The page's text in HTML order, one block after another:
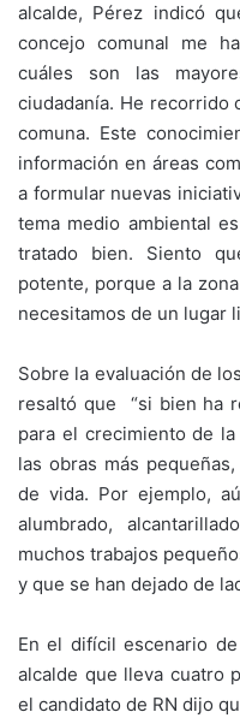
alcalde, Pérez indicó
concejo comunal me
cuáles son las
ciudadanía. He recorrido
comuna. Este
información en áreas
a formular nuevas
tema medio ambiental
tratado bien. Siento
potente, porque a la
necesitamos de un lugar
Sobre la evaluación de
resaltó que “si bien ha
para el crecimiento de
las obras más
de vida. Por ejemplo,
alumbrado,
muchos trabajos
y que se han dejado de
En el difícil escenario
alcalde que lleva cuatro
el candidato de RN dijo